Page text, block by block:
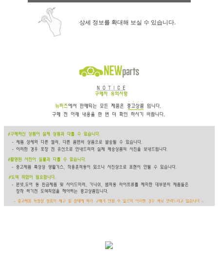
상세 정보를 확대해 보실 수 있습니다.